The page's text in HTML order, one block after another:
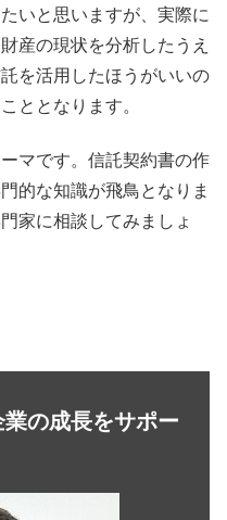
いと思いますが、実際に
産の現状を分析したうえ
を活用したほうがいいの
ととなります。
マです。信託契約書の作
的な知識が飛鳥となりま
家に相談してみましょ
の成長をサポー